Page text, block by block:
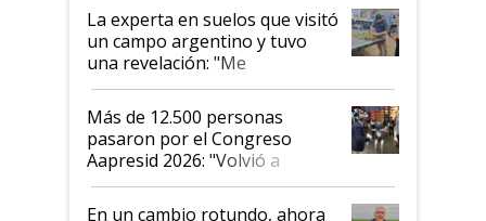
La experta en suelos que visitó
un campo argentino y tuvo
una revelación: "Me
impresionó mucho"
Más de 12.500 personas
pasaron por el Congreso
Aapresid 2026: "Volvió a
demostrar que hablar del
suelo es hablar de todo el
En un cambio rotundo, ahora